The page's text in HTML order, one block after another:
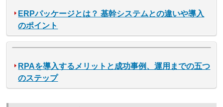
ERPパッケージとは？ 基幹システムとの違いや導入
のポイント
RPAを導入するメリットと成功事例、運用までの五つ
のステップ